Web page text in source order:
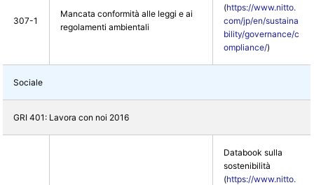
307-1
Mancata conformità alle leggi e ai
regolamenti ambientali
(https://www.nitto.
com/jp/en/sustaina
bility/governance/c
ompliance/)
Sociale
GRI 401: Lavora con noi 2016
Databook sulla
sostenibilità
(https://www.nitto.